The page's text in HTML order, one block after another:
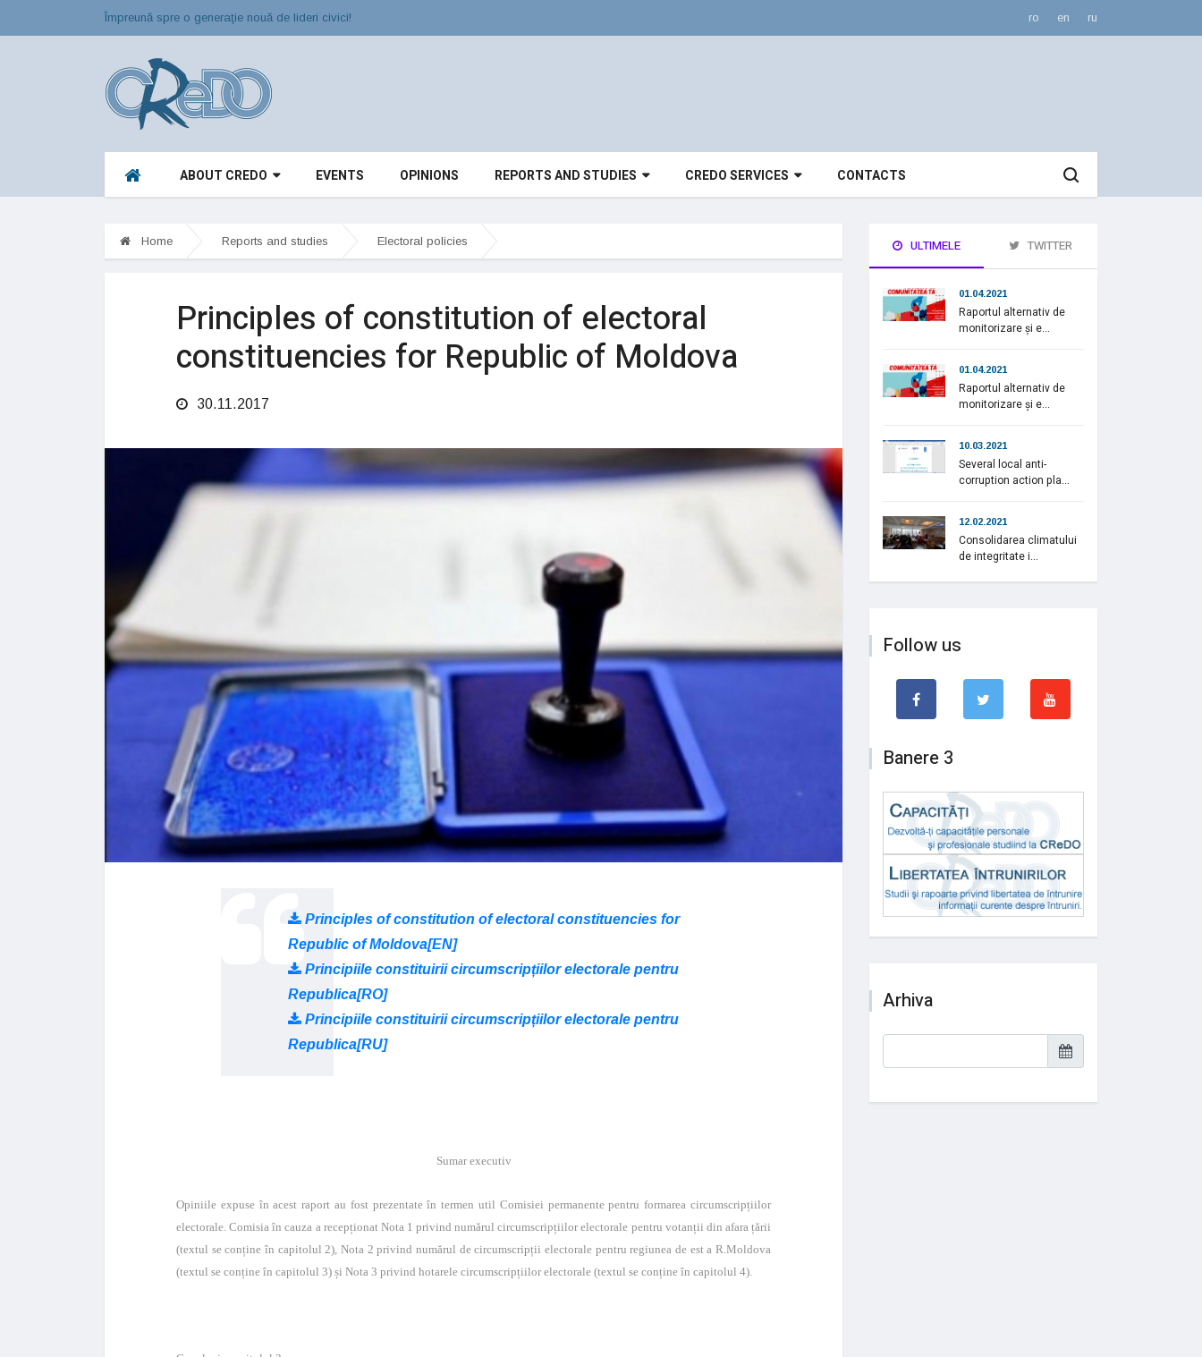
Împreună spre o generaţie nouă de lideri civici! ro en ru
ABOUT CREDO EVENTS OPINIONS REPORTS AND STUDIES CREDO SERVICES CONTACTS
Home Reports and studies Electoral policies
Principles of constitution of electoral
constituencies for Republic of Moldova
30.11.2017
Principles of constitution of electoral constituencies for
Republic of Moldova[EN]
Principiile constituirii circumscripțiilor electorale pentru
Republica[RO]
Principiile constituirii circumscripțiilor electorale pentru
Republica[RU]
Sumar executiv
Opiniile expuse în acest raport au fost prezentate în termen util Comisiei permanente pentru formarea circumscripțiilor
electorale. Comisia în cauza a recepționat Nota 1 privind numărul circumscripțiilor electorale pentru votanții din afara țării
(textul se conține în capitolul 2), Nota 2 privind numărul de circumscripții electorale pentru regiunea de est a R.Moldova
(textul se conține în capitolul 3) și Nota 3 privind hotarele circumscripțiilor electorale (textul se conține în capitolul 4).
ULTIMELE TWITTER
01.04.2021
Raportul alternativ de
monitorizare și e...
01.04.2021
Raportul alternativ de
monitorizare și e...
10.03.2021
Several local anti-
corruption action pla...
12.02.2021
Consolidarea climatului
de integritate i...
Follow us
Banere 3
Arhiva